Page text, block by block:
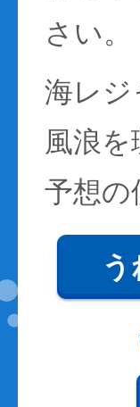
さい。
海レジ
風浪
予想の